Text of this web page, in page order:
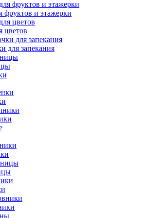
фруктов и этажерки
цветов
для запекания